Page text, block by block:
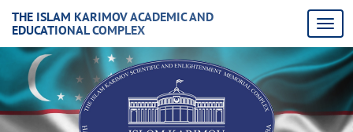
THE ISLAM KARIMOV ACADEMIC AND
EDUCATIONAL COMPLEX